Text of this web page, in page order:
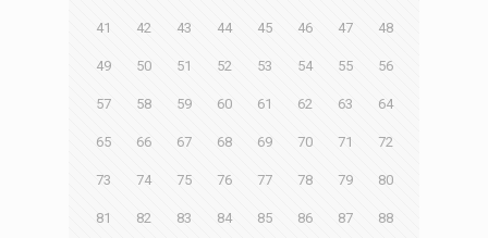
41 42 43 44 45 46 47 48
49 50 51 52 53 54 55 56
57 58 59 60 61 62 63 64
65 66 67 68 69 70 71 72
73 74 75 76 77 78 79 80
81 82 83 84 85 86 87 88